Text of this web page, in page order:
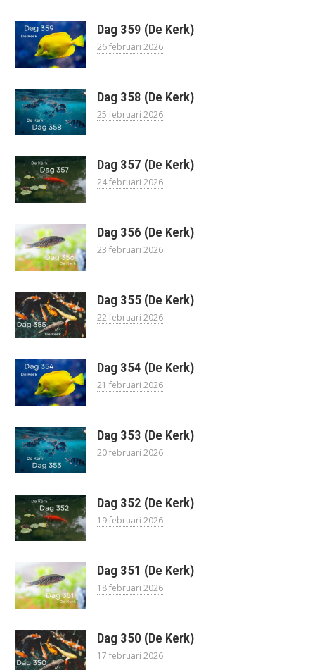
Dag 359 (De Kerk)
26 februari 2026
Dag 358 (De Kerk)
25 februari 2026
Dag 357 (De Kerk)
24 februari 2026
Dag 356 (De Kerk)
23 februari 2026
Dag 355 (De Kerk)
22 februari 2026
Dag 354 (De Kerk)
21 februari 2026
Dag 353 (De Kerk)
20 februari 2026
Dag 352 (De Kerk)
19 februari 2026
Dag 351 (De Kerk)
18 februari 2026
Dag 350 (De Kerk)
17 februari 2026